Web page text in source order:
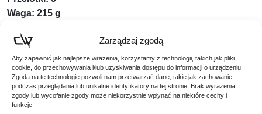
Zarządzaj zgodą
Aby zapewnić jak najlepsze wrażenia, korzystamy z technologii, takich jak pliki
cookie, do przechowywania i/lub uzyskiwania dostępu do informacji o urządzeniu.
Zgoda na te technologie pozwoli nam przetwarzać dane, takie jak zachowanie
podczas przeglądania lub unikalne identyfikatory na tej stronie. Brak wyrażenia
zgody lub wycofanie zgody może niekorzystnie wpłynąć na niektóre cechy i
funkcje.
Waga: 215 g
Kod produktu: 11582-360